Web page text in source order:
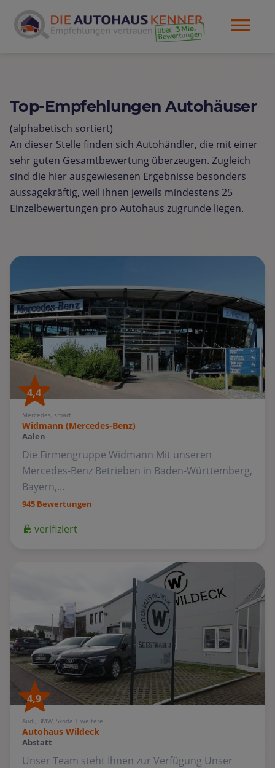
Top-Empfehlungen Autohäuser
(alphabetisch sortiert)
An dieser Stelle finden sich Autohändler, die mit einer
sehr guten Gesamtbewertung überzeugen. Zugleich
sind die hier ausgewiesenen Ergebnisse besonders
aussagekräftig, weil ihnen jeweils mindestens 25
Einzelbewertungen pro Autohaus zugrunde liegen.
4,4
Mercedes, smart
Widmann (Mercedes-Benz)
Aalen
Die Firmengruppe Widmann Mit unseren
Mercedes-Benz Betrieben in Baden-Württemberg,
Bayern,...
945 Bewertungen
verifiziert
4,9
Audi, BMW, Skoda + weitere
Autohaus Wildeck
Abstatt
Unser Team steht Ihnen zur Verfügung Unser